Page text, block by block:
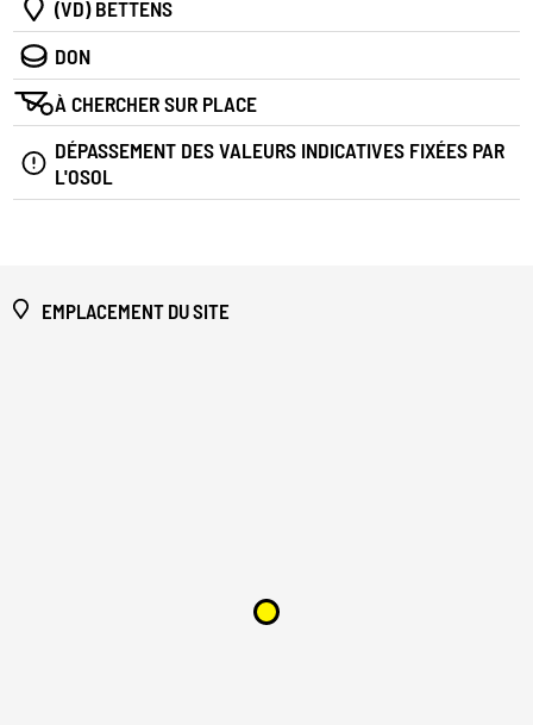
(VD) BETTENS
DON
À CHERCHER SUR PLACE
DÉPASSEMENT DES VALEURS INDICATIVES FIXÉES PAR
L'OSOL
EMPLACEMENT DU SITE